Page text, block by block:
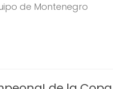
de Montenegro